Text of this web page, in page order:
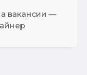
вакансии —